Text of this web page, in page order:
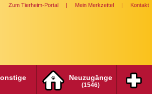
Kontakt
Mein Merkzettel |
Zum Tierheim-Portal |
Neuzugänge
(1546)